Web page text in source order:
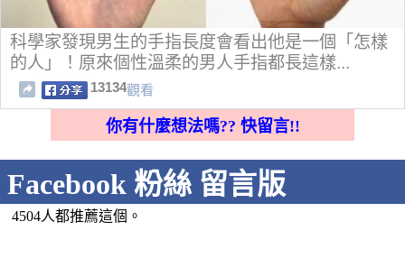
科學家發現男生的手指長度會看出他是一個「怎樣
的人」！原來個性溫柔的男人手指都長這樣...
13134觀看
你有什麼想法嗎?? 快留言!!
Facebook 粉絲 留言版
4504人都推薦這個。